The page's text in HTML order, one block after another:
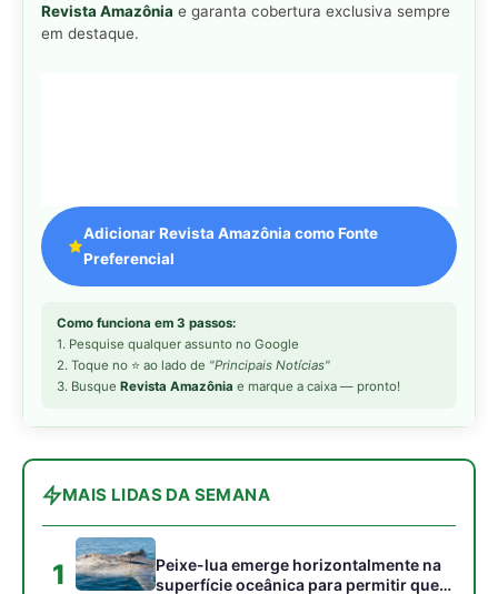
Revista Amazônia e garanta cobertura exclusiva sempre
em destaque.
Adicionar Revista Amazônia como Fonte
Preferencial
Como funciona em 3 passos:
1. Pesquise qualquer assunto no Google
2. Toque no ⭐ ao lado de "Principais Notícias"
3. Busque Revista Amazônia e marque a caixa — pronto!
MAIS LIDAS DA SEMANA
1
Peixe-lua emerge horizontalmente na
superfície oceânica para permitir que